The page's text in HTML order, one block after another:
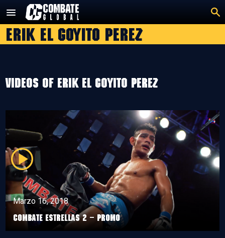
contenido
Erik El Goyito Perez
Videos of Erik El Goyito Perez
Marzo 16, 2018
Combate Estrellas 2 – Promo